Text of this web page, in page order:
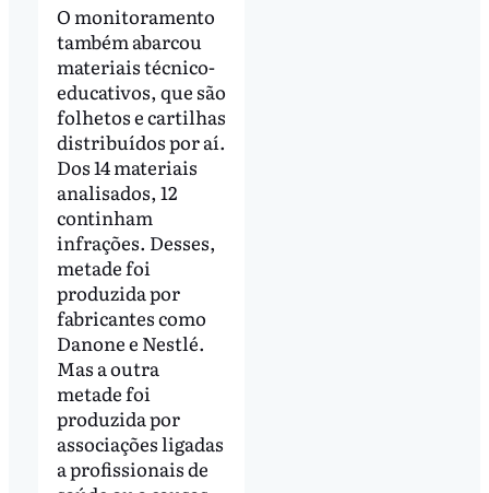
O monitoramento
também abarcou
materiais técnico-
educativos, que são
folhetos e cartilhas
distribuídos por aí.
Dos 14 materiais
analisados, 12
continham
infrações. Desses,
metade foi
produzida por
fabricantes como
Danone e Nestlé.
Mas a outra
metade foi
produzida por
associações ligadas
a profissionais de